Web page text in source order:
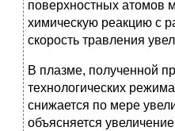
поверхностных атомов
химическую реакцию с
скорость травления
В плазме, полученной
технологических
снижается по мере
объясняется